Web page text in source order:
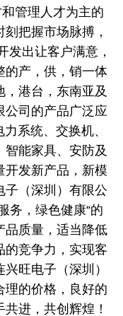
管理人才为主的
把握市场脉搏，
发出让客户满意，
的产，供，销一体
港台，东南亚及
公司的产品广泛应
系统、交换机、
能家具、安防及
开发新产品，新模
子（深圳）有限公
务，绿色健康“的
品质量，适当降低
的竞争力，实现客
旺电子（深圳）
理的价格，良好的
进，共创辉煌！